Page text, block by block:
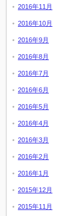
2016年11月
2016年10月
2016年9月
2016年8月
2016年7月
2016年6月
2016年5月
2016年4月
2016年3月
2016年2月
2016年1月
2015年12月
2015年11月